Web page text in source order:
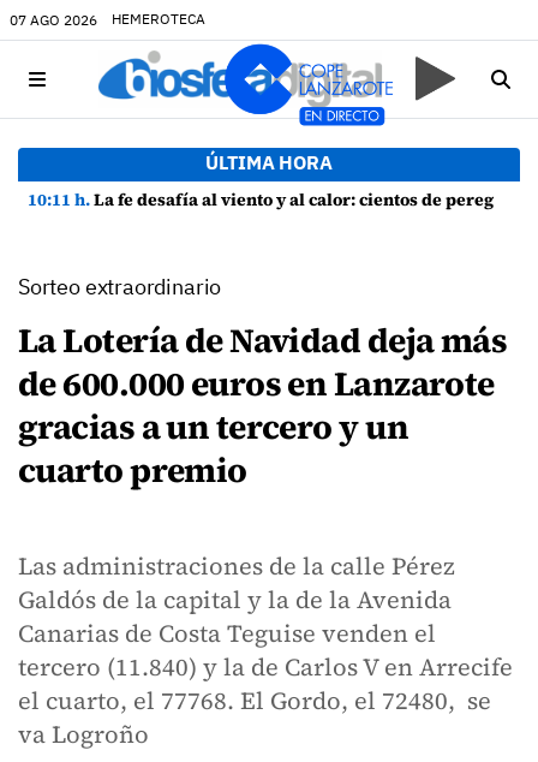
07 AGO 2026 HEMEROTECA
ÚLTIMA HORA
10:11 h.La fe desafía al viento y al calor: cientos de peregrinos arropan a la Virgen de las Nieves
Sorteo extraordinario
La Lotería de Navidad deja más
de 600.000 euros en Lanzarote
gracias a un tercero y un
cuarto premio
Las administraciones de la calle Pérez
Galdós de la capital y la de la Avenida
Canarias de Costa Teguise venden el
tercero (11.840) y la de Carlos V en Arrecife
el cuarto, el 77768. El Gordo, el 72480, se
va Logroño